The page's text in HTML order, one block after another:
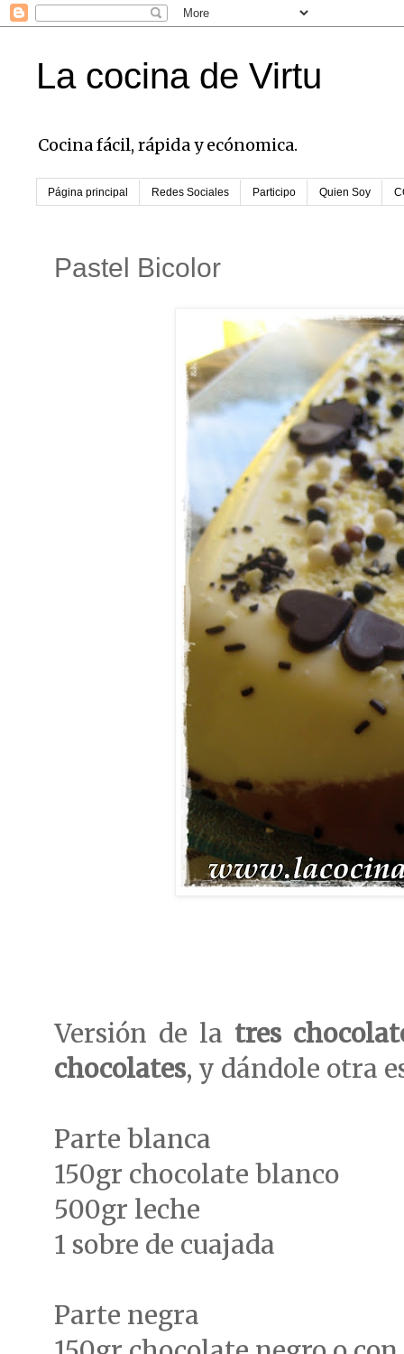
La cocina de Virtu
Cocina fácil, rápida y ecónomica.
Página principal Redes Sociales Participo Quien Soy
Pastel Bicolor
Versión de la tres
chocolates, y dándole otra
Parte blanca
150gr chocolate blanco
500gr leche
1 sobre de cuajada
Parte negra